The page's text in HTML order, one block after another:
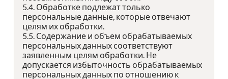
5.4. Обработке подлежат только
персональные данные, которые отвечают
целям их обработки.
5.5. Содержание и объем обрабатываемых
персональных данных соответствуют
заявленным целям обработки. Не
допускается избыточность обрабатываемых
персональных данных по отношению к